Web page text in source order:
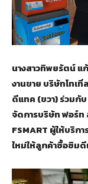
นางสาวทิพยรัตน์ แ
งานขาย บริษัทโทเ
ดีแทค (ขวา) ร่วมกั
จัดการบริษัท ฟอร์ท
FSMART ผู้ให้บริก
ใหม่ให้ลูกค้าซื้อซิม